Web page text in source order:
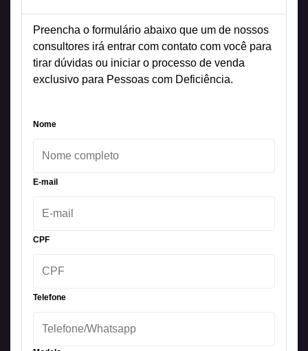
Preencha o formulário abaixo que um de nossos
consultores irá entrar com contato com você para
tirar dúvidas ou iniciar o processo de venda
exclusivo para Pessoas com Deficiência.
Nome
E-mail
CPF
Telefone